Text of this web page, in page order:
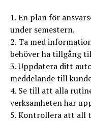
1. En plan för
under semestern.
2. Ta med
behöver ha tillgång
3. Uppdatera ditt
meddelande till
4. Se till att alla
verksamheten har
5. Kontrollera att all